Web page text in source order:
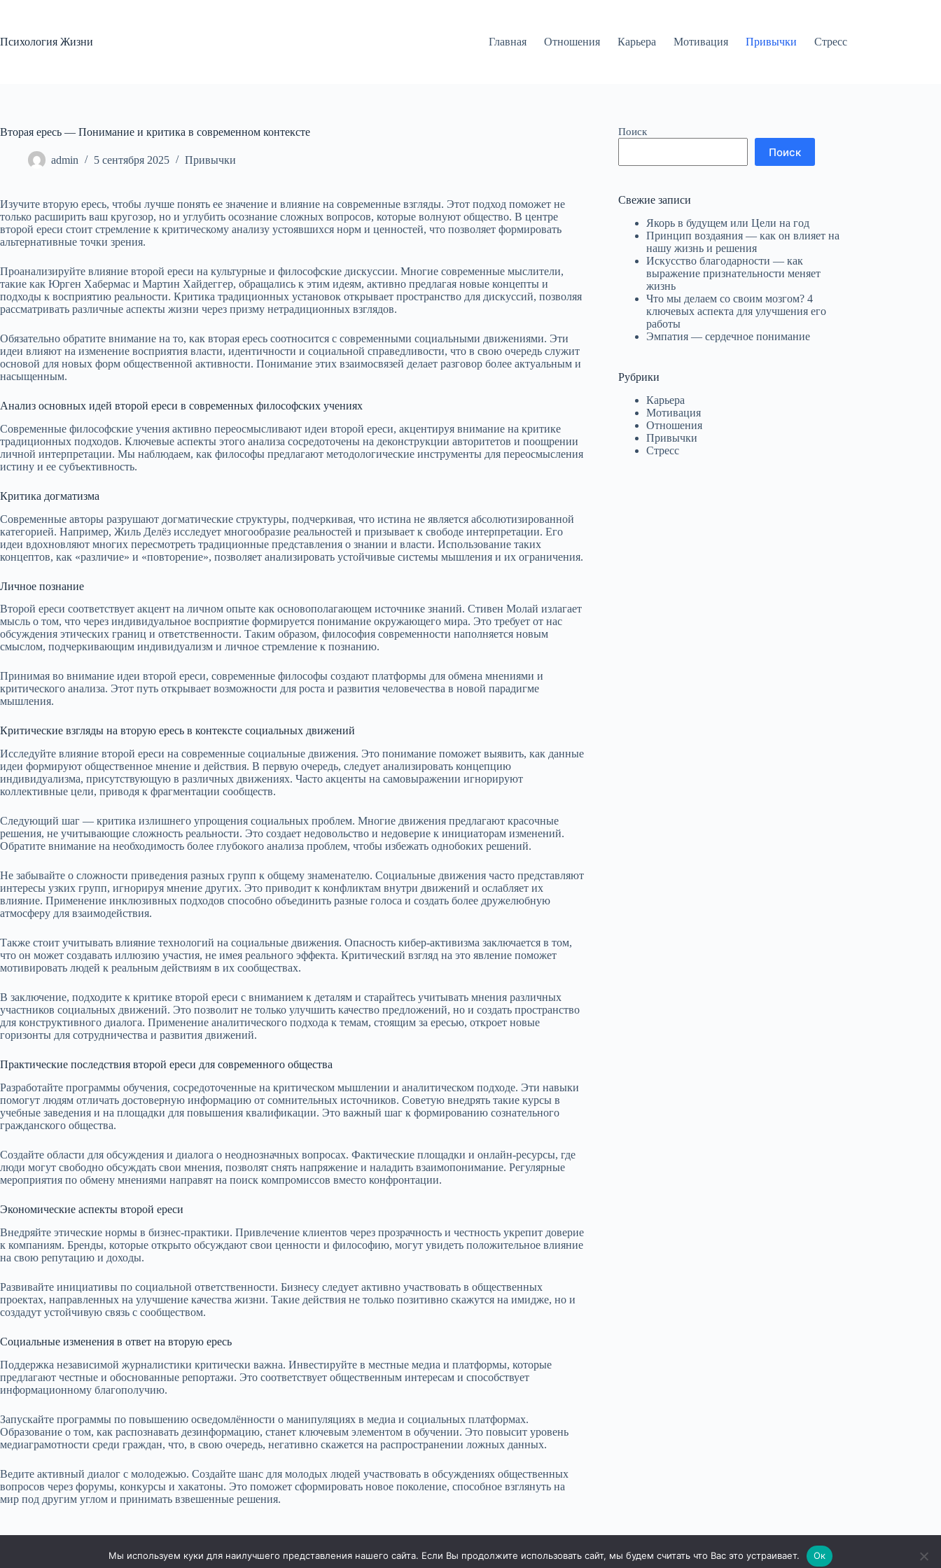
Психология Жизни
Главная Отношения Карьера Мотивация Привычки Стресс
Вторая ересь — Понимание и критика в современном контексте
admin 5 сентября 2025 Привычки
Изучите вторую ересь, чтобы лучше понять ее значение и влияние на современные взгляды. Этот подход поможет не
только расширить ваш кругозор, но и углубить осознание сложных вопросов, которые волнуют общество. В центре
второй ереси стоит стремление к критическому анализу устоявшихся норм и ценностей, что позволяет формировать
альтернативные точки зрения.
Проанализируйте влияние второй ереси на культурные и философские дискуссии. Многие современные мыслители,
такие как Юрген Хабермас и Мартин Хайдеггер, обращались к этим идеям, активно предлагая новые концепты и
подходы к восприятию реальности. Критика традиционных установок открывает пространство для дискуссий, позволяя
рассматривать различные аспекты жизни через призму нетрадиционных взглядов.
Обязательно обратите внимание на то, как вторая ересь соотносится с современными социальными движениями. Эти
идеи влияют на изменение восприятия власти, идентичности и социальной справедливости, что в свою очередь служит
основой для новых форм общественной активности. Понимание этих взаимосвязей делает разговор более актуальным и
насыщенным.
Анализ основных идей второй ереси в современных философских учениях
Современные философские учения активно переосмысливают идеи второй ереси, акцентируя внимание на критике
традиционных подходов. Ключевые аспекты этого анализа сосредоточены на деконструкции авторитетов и поощрении
личной интерпретации. Мы наблюдаем, как философы предлагают методологические инструменты для переосмысления
истину и ее субъективность.
Критика догматизма
Современные авторы разрушают догматические структуры, подчеркивая, что истина не является абсолютизированной
категорией. Например, Жиль Делёз исследует многообразие реальностей и призывает к свободе интерпретации. Его
идеи вдохновляют многих пересмотреть традиционные представления о знании и власти. Использование таких
концептов, как «различие» и «повторение», позволяет анализировать устойчивые системы мышления и их ограничения.
Личное познание
Второй ереси соответствует акцент на личном опыте как основополагающем источнике знаний. Стивен Молай излагает
мысль о том, что через индивидуальное восприятие формируется понимание окружающего мира. Это требует от нас
обсуждения этических границ и ответственности. Таким образом, философия современности наполняется новым
смыслом, подчеркивающим индивидуализм и личное стремление к познанию.
Принимая во внимание идеи второй ереси, современные философы создают платформы для обмена мнениями и
критического анализа. Этот путь открывает возможности для роста и развития человечества в новой парадигме
мышления.
Критические взгляды на вторую ересь в контексте социальных движений
Исследуйте влияние второй ереси на современные социальные движения. Это понимание поможет выявить, как данные
идеи формируют общественное мнение и действия. В первую очередь, следует анализировать концепцию
индивидуализма, присутствующую в различных движениях. Часто акценты на самовыражении игнорируют
коллективные цели, приводя к фрагментации сообществ.
Следующий шаг — критика излишнего упрощения социальных проблем. Многие движения предлагают красочные
решения, не учитывающие сложность реальности. Это создает недовольство и недоверие к инициаторам изменений.
Обратите внимание на необходимость более глубокого анализа проблем, чтобы избежать однобоких решений.
Не забывайте о сложности приведения разных групп к общему знаменателю. Социальные движения часто представляют
интересы узких групп, игнорируя мнение других. Это приводит к конфликтам внутри движений и ослабляет их
влияние. Применение инклюзивных подходов способно объединить разные голоса и создать более дружелюбную
атмосферу для взаимодействия.
Также стоит учитывать влияние технологий на социальные движения. Опасность кибер-активизма заключается в том,
что он может создавать иллюзию участия, не имея реального эффекта. Критический взгляд на это явление поможет
мотивировать людей к реальным действиям в их сообществах.
В заключение, подходите к критике второй ереси с вниманием к деталям и старайтесь учитывать мнения различных
участников социальных движений. Это позволит не только улучшить качество предложений, но и создать пространство
для конструктивного диалога. Применение аналитического подхода к темам, стоящим за ересью, откроет новые
горизонты для сотрудничества и развития движений.
Практические последствия второй ереси для современного общества
Разработайте программы обучения, сосредоточенные на критическом мышлении и аналитическом подходе. Эти навыки
помогут людям отличать достоверную информацию от сомнительных источников. Советую внедрять такие курсы в
учебные заведения и на площадки для повышения квалификации. Это важный шаг к формированию сознательного
гражданского общества.
Создайте области для обсуждения и диалога о неоднозначных вопросах. Фактические площадки и онлайн-ресурсы, где
люди могут свободно обсуждать свои мнения, позволят снять напряжение и наладить взаимопонимание. Регулярные
мероприятия по обмену мнениями направят на поиск компромиссов вместо конфронтации.
Экономические аспекты второй ереси
Внедряйте этические нормы в бизнес-практики. Привлечение клиентов через прозрачность и честность укрепит доверие
к компаниям. Бренды, которые открыто обсуждают свои ценности и философию, могут увидеть положительное влияние
на свою репутацию и доходы.
Развивайте инициативы по социальной ответственности. Бизнесу следует активно участвовать в общественных
проектах, направленных на улучшение качества жизни. Такие действия не только позитивно скажутся на имидже, но и
создадут устойчивую связь с сообществом.
Социальные изменения в ответ на вторую ересь
Поддержка независимой журналистики критически важна. Инвестируйте в местные медиа и платформы, которые
предлагают честные и обоснованные репортажи. Это соответствует общественным интересам и способствует
информационному благополучию.
Запускайте программы по повышению осведомлённости о манипуляциях в медиа и социальных платформах.
Образование о том, как распознавать дезинформацию, станет ключевым элементом в обучении. Это повысит уровень
медиаграмотности среди граждан, что, в свою очередь, негативно скажется на распространении ложных данных.
Ведите активный диалог с молодежью. Создайте шанс для молодых людей участвовать в обсуждениях общественных
вопросов через форумы, конкурсы и хакатоны. Это поможет сформировать новое поколение, способное взглянуть на
мир под другим углом и принимать взвешенные решения.
Поиск
Поиск
Свежие записи
Якорь в будущем или Цели на год
Принцип воздаяния — как он влияет на
нашу жизнь и решения
Искусство благодарности — как
выражение признательности меняет
жизнь
Что мы делаем со своим мозгом? 4
ключевых аспекта для улучшения его
работы
Эмпатия — сердечное понимание
Рубрики
Карьера
Мотивация
Отношения
Привычки
Стресс
Мы используем куки для наилучшего представления нашего сайта. Если Вы продолжите использовать сайт, мы будем считать что Вас это устраивает. Ок